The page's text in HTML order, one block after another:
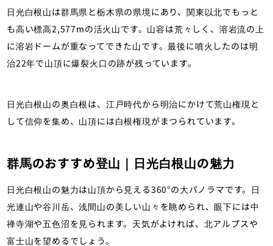
日光白根山は群馬県と栃木県の県境にあり、関東以北でもっと
も高い標高2,577mの活火山です。山容は荒々しく、溶岩流の上
に溶岩ドームが重なってできた山です。最後に噴火したのは明
治22年で山頂に爆裂火口の跡が残っています。
日光白根山の奥白根は、江戸時代から明治にかけて荒山権現と
して信仰を集め、山頂には白根権現がまつられています。
群馬のおすすめ登山｜日光白根山の魅力
日光白根山の魅力は山頂から見える360°の大パノラマです。日
光連山や谷川岳、浅間山の美しい山々を眺められ、眼下には中
禅寺湖や五色沼を見られます。天気がよければ、北アルプスや
富士山を望めるでしょう。